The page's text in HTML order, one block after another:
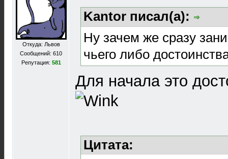
Откуда: Львов
Сообщений: 610
Репутация: 581
Kantor писал(а):
Ну зачем же сразу
чьего либо
Для начала это
Цитата: